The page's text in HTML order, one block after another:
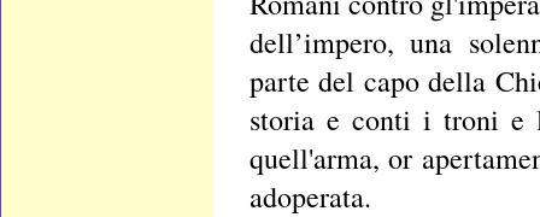
dell’impero, una
parte del capo della
storia e conti i troni e
quell'arma, or
adoperata.